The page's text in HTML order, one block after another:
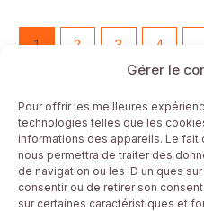
Gérer le
Pour offrir les meilleures
technologies telles que les
informations des appareils. Le
nous permettra de traiter des
de navigation ou les ID uniques
consentir ou de retirer son
sur certaines caractéristiques et
1 2 3 4
Mentions Légales
Plan du site
Conditions générales
Politique de
Commerces